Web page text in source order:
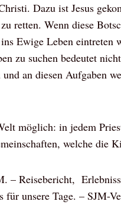
Dazu ist Jesus
retten. Wenn diese
Ewige Leben eintreten
zu suchen bedeutet
an diesen Aufgaben
möglich: in jedem
welche die
– Reisebericht,
unsere Tage. – SJM-